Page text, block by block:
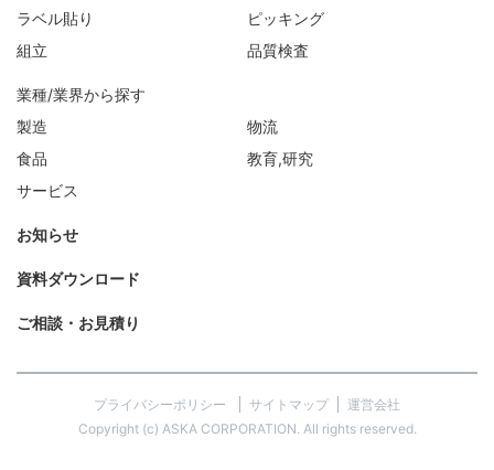
ラベル貼り
ピッキング
組立
品質検査
業種/業界から探す
製造
物流
食品
教育,研究
サービス
お知らせ
資料ダウンロード
ご相談・お見積り
プライバシーポリシー サイトマップ
運営会社
Copyright (c) ASKA CORPORATION. All rights reserved.